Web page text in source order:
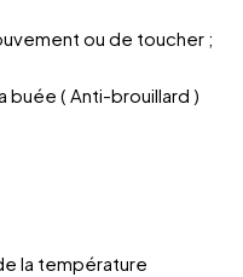
ou de toucher ;
buée ( Anti-brouillard )
la température